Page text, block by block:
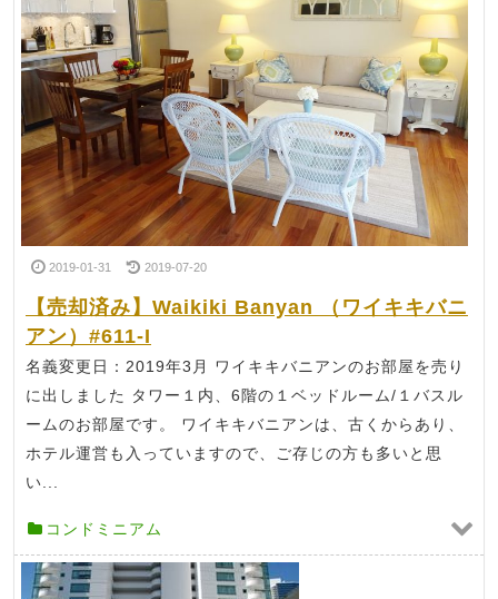
2019-01-31 2019-07-20
【売却済み】Waikiki Banyan （ワイキキバニ
アン）#611-I
名義変更日：2019年3月 ワイキキバニアンのお部屋を売り
に出しました タワー１内、6階の１ベッドルーム/１バスル
ームのお部屋です。 ワイキキバニアンは、古くからあり、
ホテル運営も入っていますので、ご存じの方も多いと思
い...
コンドミニアム